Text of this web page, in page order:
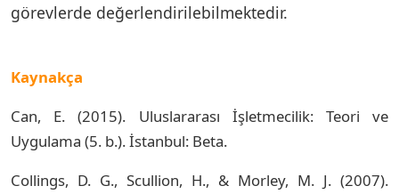
görevlerde değerlendirilebilmektedir.
Kaynakça
Can, E. (2015). Uluslararası İşletmecilik: Teori ve
Uygulama (5. b.). İstanbul: Beta.
Collings, D. G., Scullion, H., & Morley, M. J. (2007).